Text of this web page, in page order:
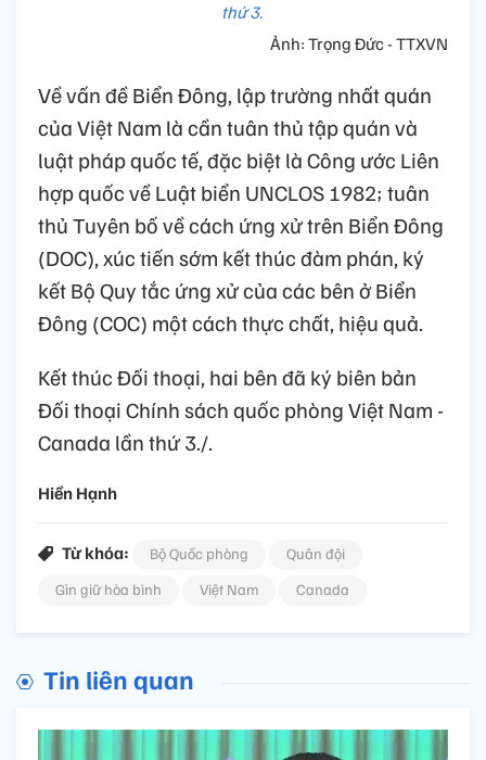
thứ 3.
Ảnh: Trọng Đức - TTXVN
Về vấn đề Biển Đông, lập trường nhất quán
của Việt Nam là cần tuân thủ tập quán và
luật pháp quốc tế, đặc biệt là Công ước Liên
hợp quốc về Luật biển UNCLOS 1982; tuân
thủ Tuyên bố về cách ứng xử trên Biển Đông
(DOC), xúc tiến sớm kết thúc đàm phán, ký
kết Bộ Quy tắc ứng xử của các bên ở Biển
Đông (COC) một cách thực chất, hiệu quả.
Kết thúc Đối thoại, hai bên đã ký biên bản
Đối thoại Chính sách quốc phòng Việt Nam -
Canada lần thứ 3./.
Hiền Hạnh
Từ khóa: Bộ Quốc phòng
Quân đội
Gìn giữ hòa bình
Việt Nam Canada
Tin liên quan